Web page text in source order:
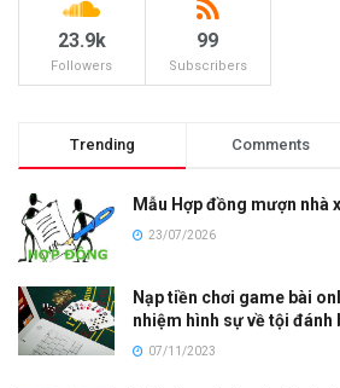
23.9k
Followers
99
Subscribers
Trending Comments
Mẫu Hợp đồng mượn nhà
23/07/2026
Nạp tiền chơi game bài
nhiệm hình sự về tội đánh
07/11/2023